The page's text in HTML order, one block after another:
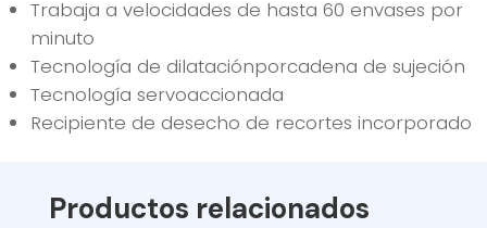
Trabaja a velocidades de hasta 60 envases por
minuto
Tecnología de dilataciónporcadena de sujeción
Tecnología servoaccionada
Recipiente de desecho de recortes incorporado
Productos relacionados